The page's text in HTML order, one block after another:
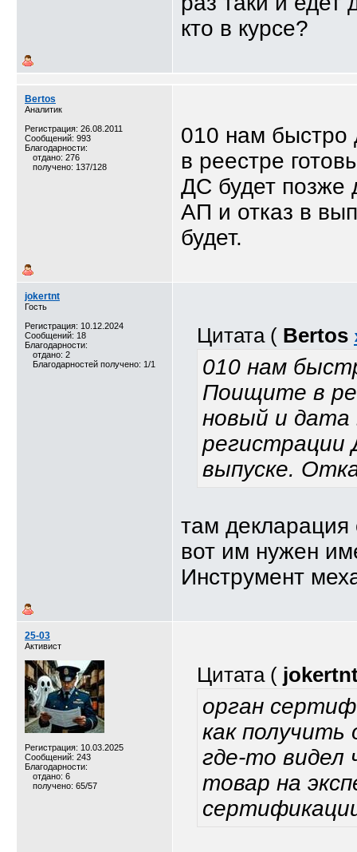
кто в курсе?
Bertos
Аналитик
Регистрация: 26.08.2011
Сообщений: 993
Благодарности:
отдано: 276
получено: 137/128
010 нам быстро
в реестре
ДС будет позже
АП и отказ в
будет.
jokertnt
Гость
Регистрация: 10.12.2024
Сообщений: 18
Благодарности:
отдано: 2
Благодарностей получено: 1/1
Цитата ( Bertos
010 нам
Поищите в
новый и дата
регистрации
выпуске.
там декларация
вот им нужен
Инструмент
25-03
Активист
Регистрация: 10.03.2025
Сообщений: 243
Благодарности:
отдано: 6
получено: 65/57
Цитата (
орган
как получить
где-то видел
товар на